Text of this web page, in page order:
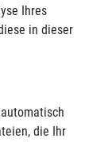
Ihres
in dieser
die Ihr